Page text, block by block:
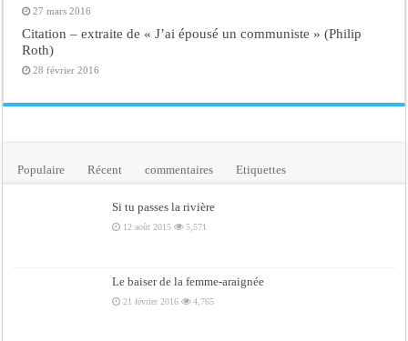
27 mars 2016
Citation – extraite de « J’ai épousé un communiste » (Philip
Roth)
28 février 2016
Populaire Récent commentaires Etiquettes
Si tu passes la rivière
12 août 2015 5,571
Le baiser de la femme-araignée
21 février 2016 4,765